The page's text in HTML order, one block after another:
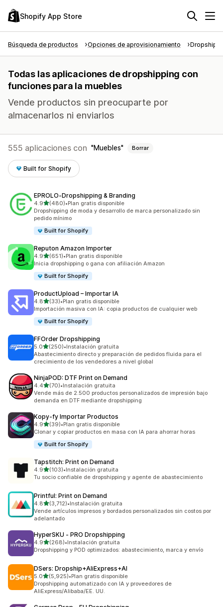
Shopify App Store
Búsqueda de productos Opciones de aprovisionamiento
Todas las aplicaciones de dropshipping con
funciones para la muebles
Vende productos sin preocuparte por
almacenarlos ni enviarlos
555 aplicaciones con Muebles Borrar
Built for Shopify
EPROLO‑Dropshipping & Branding
4.9de 5 estrellas
(480)
480 reseñas en total
•Plan gratis disponible
Dropshipping de moda y desarrollo de marca personalizado sin
pedido mínimo
Built for Shopify
Reputon Amazon Importer
4.9de 5 estrellas
(651)
651 reseñas en total
•Plan gratis disponible
Inicia dropshipping o gana con afiliación Amazon
Built for Shopify
ProductUpload – Importar IA
4.8de 5 estrellas
(33)
33 reseñas en total
•Plan gratis disponible
Importación masiva con IA: copia productos de cualquier web
Built for Shopify
FFOrder Dropshipping
5.0de 5 estrellas
(250)
250 reseñas en total
•Instalación gratuita
Abastecimiento directo y preparación de pedidos fluida para el
crecimiento de los vendedores a nivel global
NinjaPOD: DTF Print on Demand
4.4de 5 estrellas
(70)
70 reseñas en total
•Instalación gratuita
Vende más de 2.500 productos personalizados de impresión bajo
demanda en DTF mediante dropshipping
Kopy‑fy Importar Productos
4.9de 5 estrellas
(39)
39 reseñas en total
•Plan gratis disponible
Clonar y copiar productos en masa con IA para ahorrar horas
Built for Shopify
Tapstitch: Print on Demand
4.9de 5 estrellas
(103)
103 reseñas en total
•Instalación gratuita
Tu socio confiable de dropshipping y agente de abastecimiento
Printful: Print on Demand
4.8de 5 estrellas
(3,712)
3712 reseñas en total
•Instalación gratuita
Vende artículos impresos y bordados personalizados sin costos por
adelantado
HyperSKU ‑ PRO Dropshipping
4.9de 5 estrellas
(268)
268 reseñas en total
•Instalación gratuita
Dropshipping y POD optimizados: abastecimiento, marca y envío
DSers: Dropship+AliExpress+AI
5.0de 5 estrellas
(5,925)
5925 reseñas en total
•Plan gratis disponible
Dropshipping automatizado con IA y proveedores de
AliExpress/Alibaba/EE. UU.